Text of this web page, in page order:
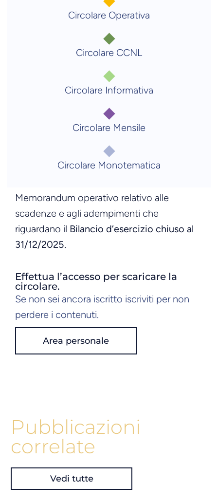
Memorandum operativo relativo alle
scadenze e agli adempimenti che
riguardano il Bilancio d’esercizio chiuso al
31/12/2025.
Effettua l’accesso per scaricare la
circolare.
Se non sei ancora iscritto iscriviti per non
perdere i contenuti.
Area personale
Circolare Operativa
Circolare CCNL
Circolare Informativa
Circolare Mensile
Circolare Monotematica
Pubblicazioni
correlate
Vedi tutte